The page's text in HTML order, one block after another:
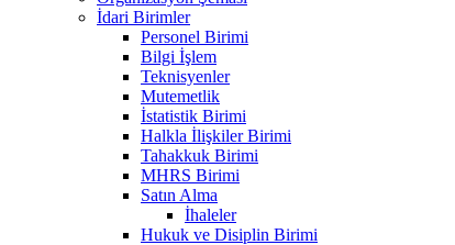
İdari Birimler
Personel Birimi
Bilgi İşlem
Teknisyenler
Mutemetlik
İstatistik Birimi
Halkla İlişkiler Birimi
Tahakkuk Birimi
MHRS Birimi
Satın Alma
İhaleler
Hukuk ve Disiplin Birimi